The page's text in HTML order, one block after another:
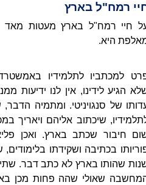
רמח"ל בארץ
חיי רמח"ל בארץ מעטות מאד
היא.
למכתביו לתלמידיו
הגיע לידינו, אין לנו ידיעות
של סנגויניטי. ומתמיה
שיכתוב אליהם ויאריך
חיבור שכתב בארץ. ואכן
בכתיבה ושקידתו
שהותו בארץ לא כתב דבר.
שאולי שהה פחות מכן